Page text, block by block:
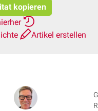
kopieren
Artikel erstellen